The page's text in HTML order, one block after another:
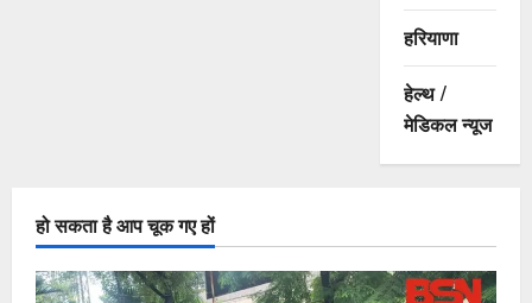
हरियाणा
हेल्थ /
मेडिकल न्यूज
हो सकता है आप चूक गए हों